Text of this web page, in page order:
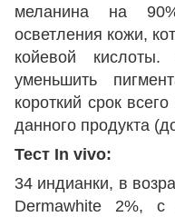
меланина на
осветления кожи,
койевой кислоты.
уменьшить
короткий срок
данного продукта
Тест In vivo:
34 индианки, в
Dermawhite 2%,